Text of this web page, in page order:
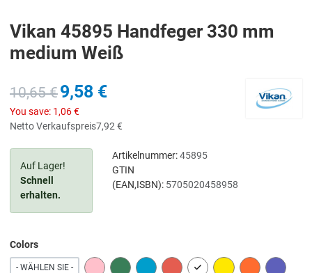
Vikan 45895 Handfeger 330 mm
medium Weiß
10,65 €9,58 €
You save: 1,06 €
Netto Verkaufspreis7,92 €
Auf Lager!
Schnell
erhalten.
Artikelnummer:45895
GTIN
(EAN,ISBN): 5705020458958
Colors
- WÄHLEN SIE - PINK GREEN BLUE RED WHITE YELLOW ORANGE PURPLE